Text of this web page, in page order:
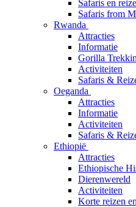
Safaris en
Safaris from
Rwanda
Attracties
Informatie
Gorilla
Activiteiten
Safaris &
Oeganda
Attracties
Informatie
Activiteiten
Safaris &
Ethiopië
Attracties
Ethiopische
Dierenwereld
Activiteiten
Korte reizen